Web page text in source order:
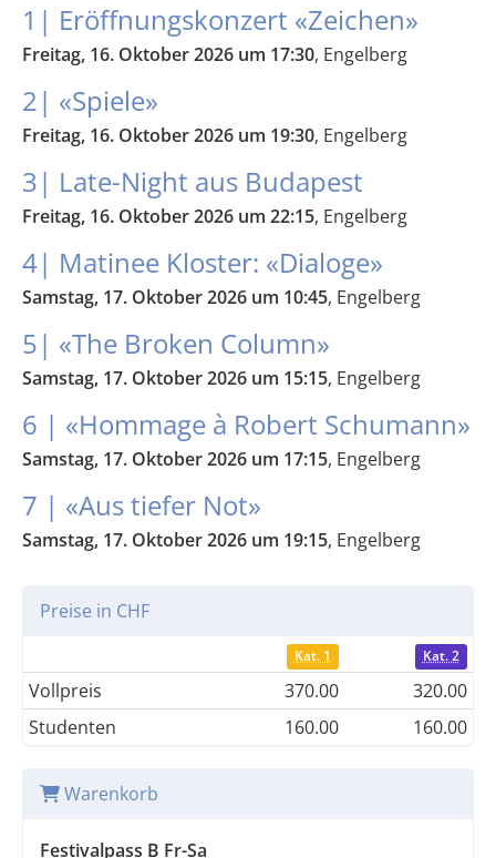
1| Eröffnungskonzert «Zeichen»
Freitag, 16. Oktober 2026 um 17:30, Engelberg
2| «Spiele»
Freitag, 16. Oktober 2026 um 19:30, Engelberg
3| Late-Night aus Budapest
Freitag, 16. Oktober 2026 um 22:15, Engelberg
4| Matinee Kloster: «Dialoge»
Samstag, 17. Oktober 2026 um 10:45, Engelberg
5| «The Broken Column»
Samstag, 17. Oktober 2026 um 15:15, Engelberg
6 | «Hommage à Robert Schumann»
Samstag, 17. Oktober 2026 um 17:15, Engelberg
7 | «Aus tiefer Not»
Samstag, 17. Oktober 2026 um 19:15, Engelberg
Preise in CHF
Kat. 1 Kat. 2
Vollpreis 370.00
320.00
Studenten
160.00 160.00
Warenkorb
Festivalpass B Fr-Sa